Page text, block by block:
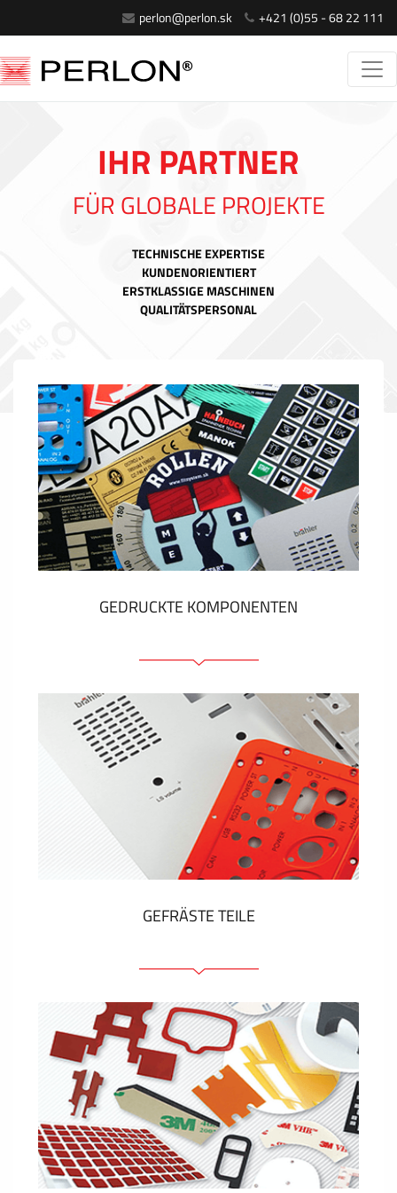
perlon@perlon.sk +421 (0)55 - 68 22 111
IHR PARTNER
FÜR GLOBALE PROJEKTE
TECHNISCHE EXPERTISE
KUNDENORIENTIERT
ERSTKLASSIGE MASCHINEN
QUALITÄTSPERSONAL
GEDRUCKTE KOMPONENTEN
Folienschilder
Folientastaturen
Metallschilder
Aufkleber und Etiketten
Kunststoff-Etiketten und Tags
ZEIGEN MEHR
GEFRÄSTE TEILE
Frontplatten (front und tragfähig)
Eloxierte Frontplatten
Farbige Frontplatten
Platten mit Befestigungselementen
Gravierte Schilder
ZEIGEN MEHR